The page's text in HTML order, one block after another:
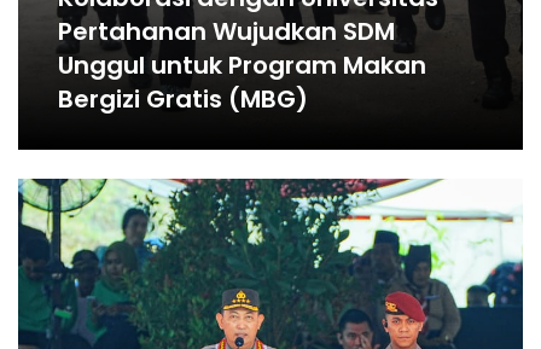
Pertahanan Wujudkan SDM
Unggul untuk Program Makan
Bergizi Gratis (MBG)